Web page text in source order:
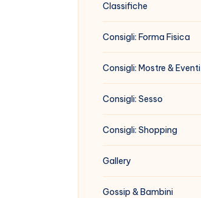
Classifiche
Consigli: Forma Fisica
Consigli: Mostre & Eventi
Consigli: Sesso
Consigli: Shopping
Gallery
Gossip & Bambini